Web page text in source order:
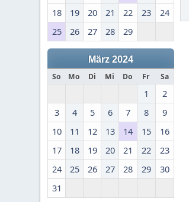
18
19 20 21 22 23
24
25
26 27 28 29
März 2024
So Mo Di Mi Do Fr Sa
1
2
3
4 5 6 7 8
9
10
11 12 13 14 15
16
17
18 19 20 21 22
23
24
25 26 27 28 29
30
31